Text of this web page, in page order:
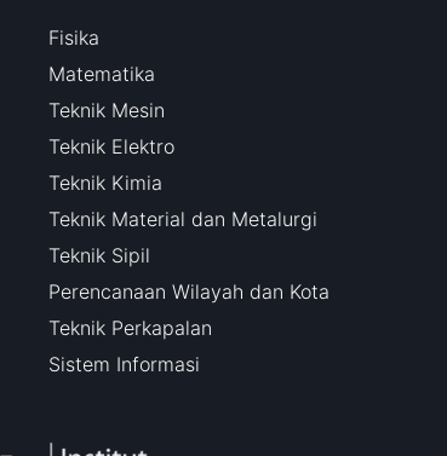
Fisika
Matematika
Teknik Mesin
Teknik Elektro
Teknik Kimia
Teknik Material dan Metalurgi
Teknik Sipil
Perencanaan Wilayah dan Kota
Teknik Perkapalan
Sistem Informasi